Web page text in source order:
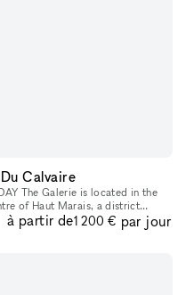
Calvaire
The Galerie is located in the
of Haut Marais​,​ a district
boutiques on Beaum
à partir de1 200 € par jour